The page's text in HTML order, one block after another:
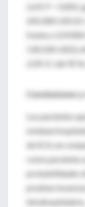
2,69; P <
245.000 USD
frente a
130.100 USD];
2,09; IC del 95
Conclusiones
Los pacientes
estaban
de SCA, en
como
probabilidades
pruebas
intrahospitalaria.